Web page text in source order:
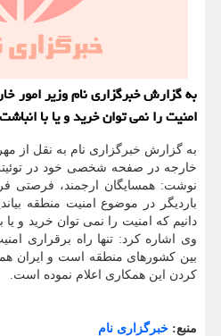
به گزارش خبرگزاری نام وزیر امور
امنیت را نمی توان خرید و یا با
به گزارش خبرگزاری نام به نقل از
خارجه در صفحه شخصی خود در
نوشت: همسایگان ارجمند، فرصتی
باردیگر در موضوع امنیت منطقه
دانیم که امنیت را نمی توان خرید و
وی اشاره کرد: تنها راه برقراری
بین کشورهای منطقه است و ایران
کردن این همکاری اعلام نموده است.
منبع: خبرگزاری نام